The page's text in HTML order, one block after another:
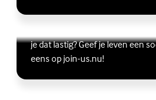
Vriendschap
je dat lastig? Geef je leven een
eens op join-us.nu!
Lees meer over Vriendschap
(Externe link)